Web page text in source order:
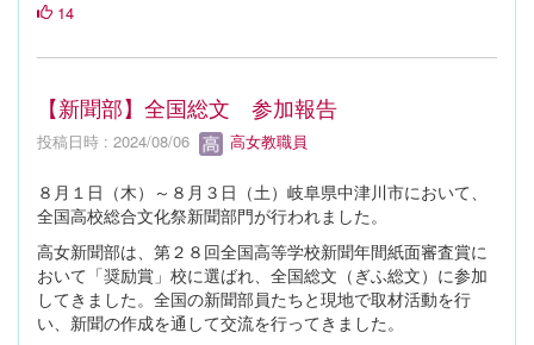
14
【新聞部】全国総文 参加報告
投稿日時 : 2024/08/06 高女教職員
８月１日（木）～８月３日（土）岐阜県中津川市において、
全国高校総合文化祭新聞部門が行われました。
高女新聞部は、第２８回全国高等学校新聞年間紙面審査賞に
おいて「奨励賞」校に選ばれ、全国総文（ぎふ総文）に参加
してきました。全国の新聞部員たちと現地で取材活動を行
い、新聞の作成を通して交流を行ってきました。